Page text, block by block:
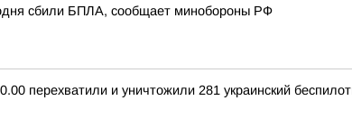
сбили БПЛА, сообщает минобороны РФ
перехватили и уничтожили 281 украинский